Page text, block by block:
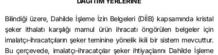
Bilindiği üzere, Dahilde İşleme İzin Belgeleri (DİİB) kapsamında kristal
şeker ithalatı karşılığı mamul ürün ihracatı öngörülen belgeler için
imalatçı-ihracatçıların şeker teminine yönelik ikili bir sistem mevcuttur.
Bu çerçevede, imalatçı-ihracatçılar şeker ihtiyaçlarını Dahilde İşleme